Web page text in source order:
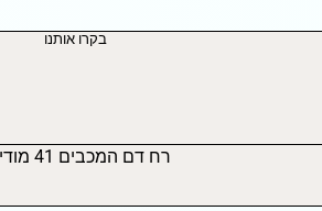
בקרו אותנו
רח דם המכבים 41 מודיעין